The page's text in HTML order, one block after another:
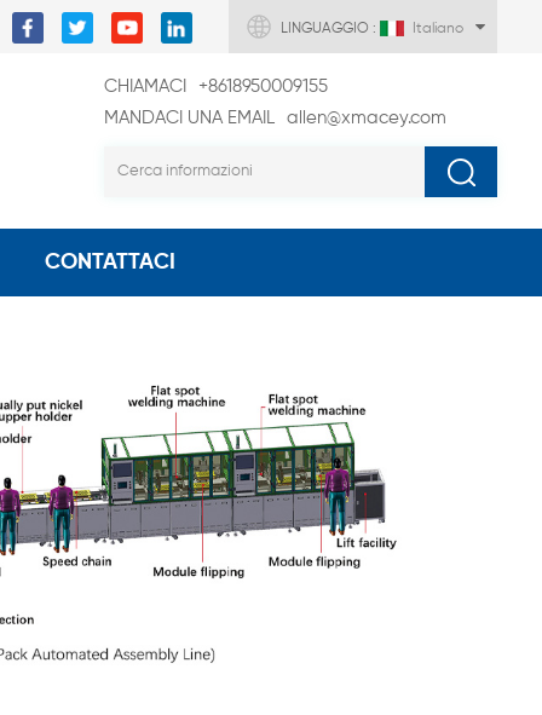
LINGUAGGIO : Italiano
CHIAMACI
+8618950009155
MANDACI UNA EMAIL
allen@xmacey.com
CONTATTACI